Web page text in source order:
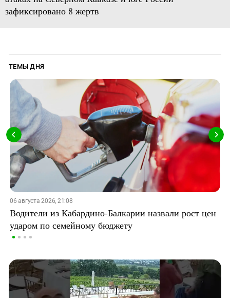
зафиксировано 8 жертв
ТЕМЫ ДНЯ
06 августа 2026, 21:08
Водители из Кабардино-Балкарии назвали рост цен
ударом по семейному бюджету